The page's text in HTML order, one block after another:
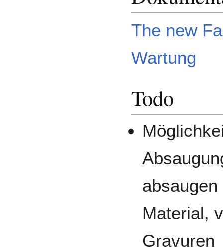
The new
Wartung
Todo
Material,
Gravuren